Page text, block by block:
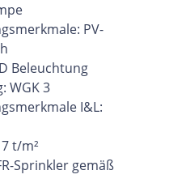
PV-
Beleuchtung
WGK 3
I&L:
t/m²
Sprinkler gemäß